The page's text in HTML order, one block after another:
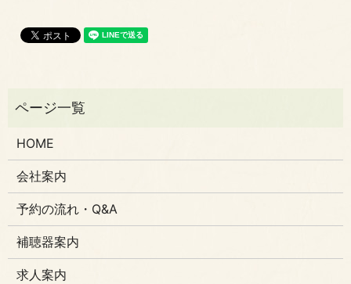
HOME
会社案内
予約の流れ・Q&A
補聴器案内
求人案内